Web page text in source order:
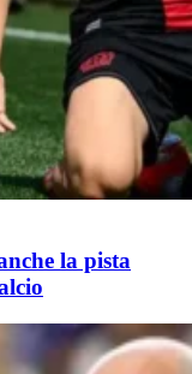
la pista